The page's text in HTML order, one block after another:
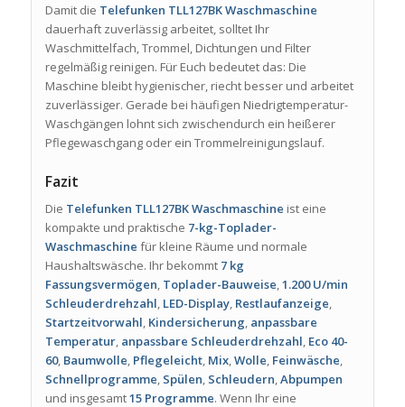
Damit die Telefunken TLL127BK Waschmaschine
dauerhaft zuverlässig arbeitet, solltet Ihr
Waschmittelfach, Trommel, Dichtungen und Filter
regelmäßig reinigen. Für Euch bedeutet das: Die
Maschine bleibt hygienischer, riecht besser und arbeitet
zuverlässiger. Gerade bei häufigen Niedrigtemperatur-
Waschgängen lohnt sich zwischendurch ein heißerer
Pflegewaschgang oder ein Trommelreinigungslauf.
Fazit
Die Telefunken TLL127BK Waschmaschine ist eine
kompakte und praktische 7-kg-Toplader-
Waschmaschine für kleine Räume und normale
Haushaltswäsche. Ihr bekommt 7 kg
Fassungsvermögen, Toplader-Bauweise,1.200 U/min
Schleuderdrehzahl, LED-Display, Restlaufanzeige,
Startzeitvorwahl, Kindersicherung, anpassbare
Temperatur, anpassbare Schleuderdrehzahl, Eco 40-
60, Baumwolle, Pflegeleicht, Mix,Wolle, Feinwäsche,
Schnellprogramme, Spülen, Schleudern,Abpumpen
und insgesamt15 Programme. Wenn Ihr eine